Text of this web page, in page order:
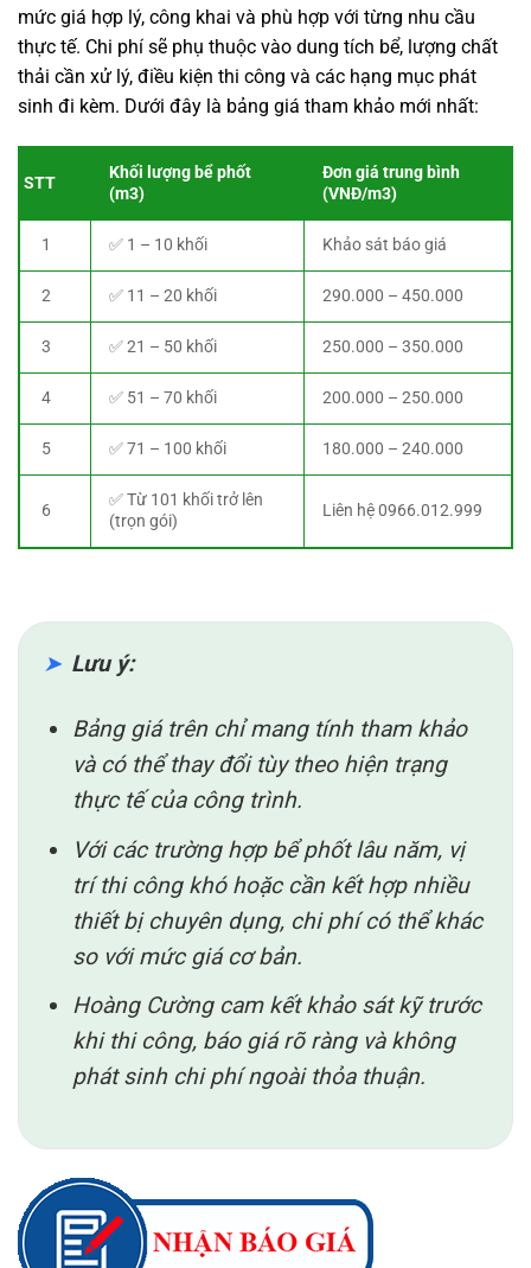
mức giá hợp lý, công khai và phù hợp với từng nhu cầu
thực tế. Chi phí sẽ phụ thuộc vào dung tích bể, lượng chất
thải cần xử lý, điều kiện thi công và các hạng mục phát
sinh đi kèm. Dưới đây là bảng giá tham khảo mới nhất:
STT
Khối lượng bể phốt
(m3)
Đơn giá trung bình
(VNĐ/m3)
1 ✅ 1 – 10 khối Khảo sát báo giá
2 ✅ 11 – 20 khối 290.000 – 450.000
3 ✅ 21 – 50 khối 250.000 – 350.000
4 ✅ 51 – 70 khối 200.000 – 250.000
5 ✅ 71 – 100 khối 180.000 – 240.000
6
✅ Từ 101 khối trở lên
(trọn gói)
Liên hệ 0966.012.999
Lưu ý:
Bảng giá trên chỉ mang tính tham khảo
và có thể thay đổi tùy theo hiện trạng
thực tế của công trình.
Với các trường hợp bể phốt lâu năm, vị
trí thi công khó hoặc cần kết hợp nhiều
thiết bị chuyên dụng, chi phí có thể khác
so với mức giá cơ bản.
Hoàng Cường cam kết khảo sát kỹ trước
khi thi công, báo giá rõ ràng và không
phát sinh chi phí ngoài thỏa thuận.